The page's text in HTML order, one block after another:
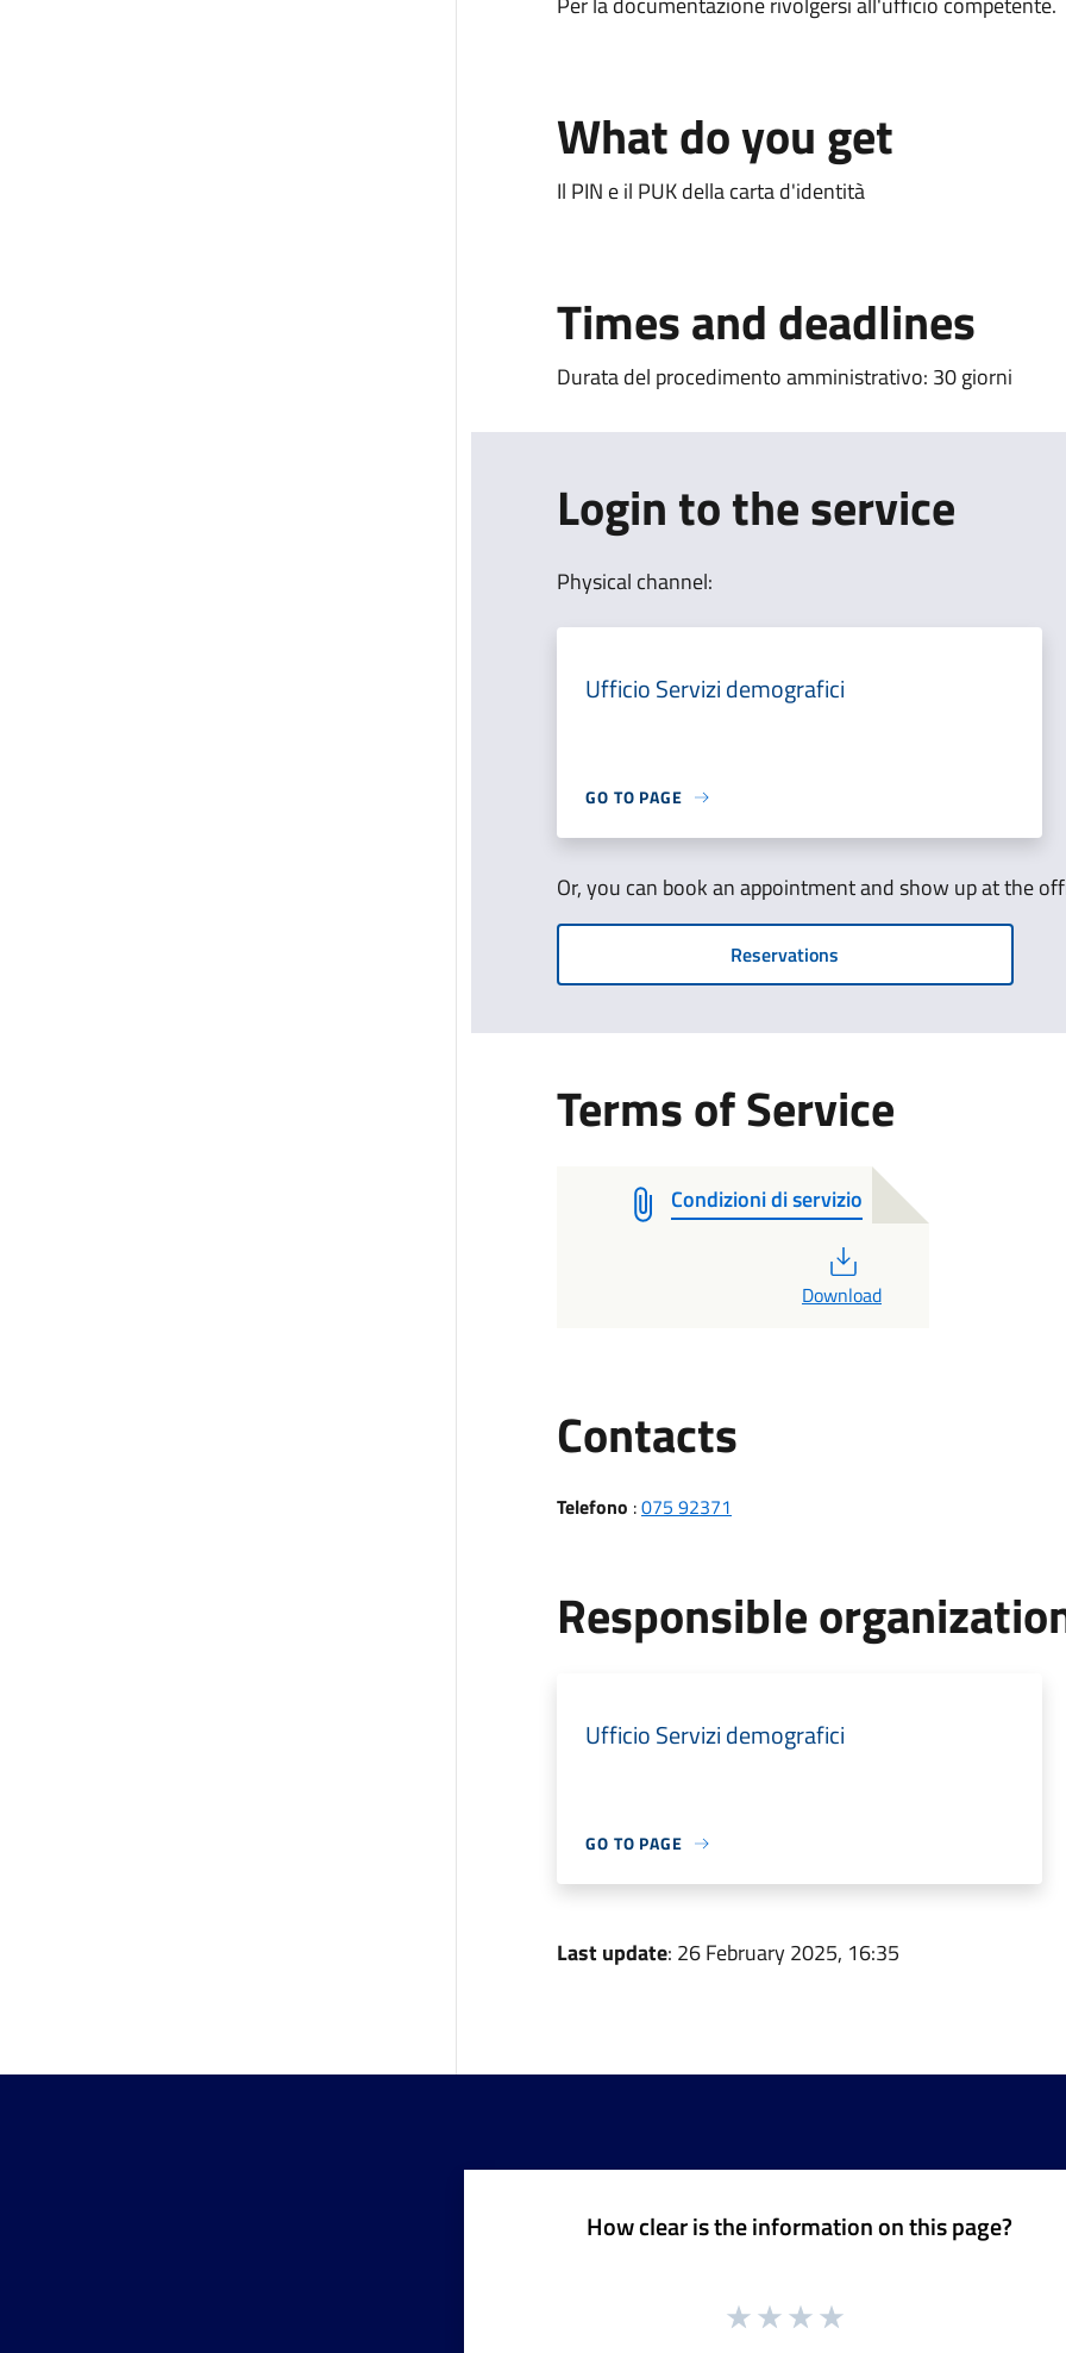
What do you get
Il PIN e il PUK della carta d'identità
Times and deadlines
Durata del procedimento amministrativo: 30 giorni
Login to the service
Physical channel:
Ufficio Servizi demografici
GO TO PAGE
Or, you can book an appointment and show up at the
Reservations
Terms of Service
Condizioni di servizio
Download
ContactsUtili
Telefono :075 92371
Responsible
Ufficio Servizi demografici
GO TO PAGE
Last update: 26 February 2025, 16:35
How clear is the information on this page?